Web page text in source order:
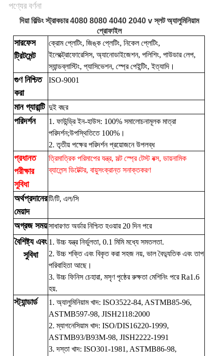
পণ্যের বর্ণনা
দিয়া বিল্ডিং স্ট্রাকচার 4080 8080 4040 2040 v স্লট অ্যালুমিনিয়াম
প্রোফাইল
সারফেস
ট্রিটমেন্ট
ক্রোম প্লেটিং, জিঙ্ক প্লেটিং, নিকেল প্লেটিং,
ইলেক্ট্রোফোরেসিস, অ্যানোডাইজেশন, পলিশিং, পাউডার লেপ,
স্যান্ডব্লাস্টিং, প্যাসিভেশন, স্প্রে পেইন্টিং, ইত্যাদি।
গুণ নিশ্চিত
করা
ISO-9001
মান গ্যারান্টি দুই বছর
পরিদর্শন
1. ফাউন্ড্রি ইন-হাউস: 100% সমালোচনামূলক মাত্রা
পরিদর্শন;উপস্থিতিতে 100%।
2. তৃতীয় পক্ষের পরিদর্শন প্রয়োজনে উপলব্ধ
প্রধানত
পরীক্ষার
সুবিধা
ত্রিমাত্রিক পরিমাপের যন্ত্র, সল্ট স্প্রে টেস্ট বক্স, ডায়নামিক
ব্যালেন্স ডিটেক্টর, বায়ুসংক্রান্ত সনাক্তকরণ
অর্থপ্রদানের
মেয়াদ
টি/টি, এল/সি
অগ্রজ সময়সাধারণত অর্ডার নিশ্চিত হওয়ার 20 দিন পরে
বৈশিষ্ট্য এবং
সুবিধা
1. উচ্চ যন্ত্র নির্ভুলতা, 0.1 মিমি মধ্যে সমতলতা.
2. উচ্চ শক্তি এবং বিকৃত করা সহজ নয়, ভাল বৈদ্যুতিক এবং তাপ
পরিবাহিতা আছে।
3. উচ্চ ফিনিস চেহারা, মসৃণ পৃষ্ঠের রুক্ষতা মেশিনিং পরে Ra1.6
হয়.
স্ট্যান্ডার্ড
1. অ্যালুমিনিয়াম খাদ: ISO3522-84, ASTMB85-96,
ASTMB597-98, JISH2118:2000
2. ম্যাগনেসিয়াম খাদ: ISO/DIS16220-1999,
ASTMB93/B93M-98, JISH2222-1991
3. দস্তা খাদ: ISO301-1981, ASTMB86-98,